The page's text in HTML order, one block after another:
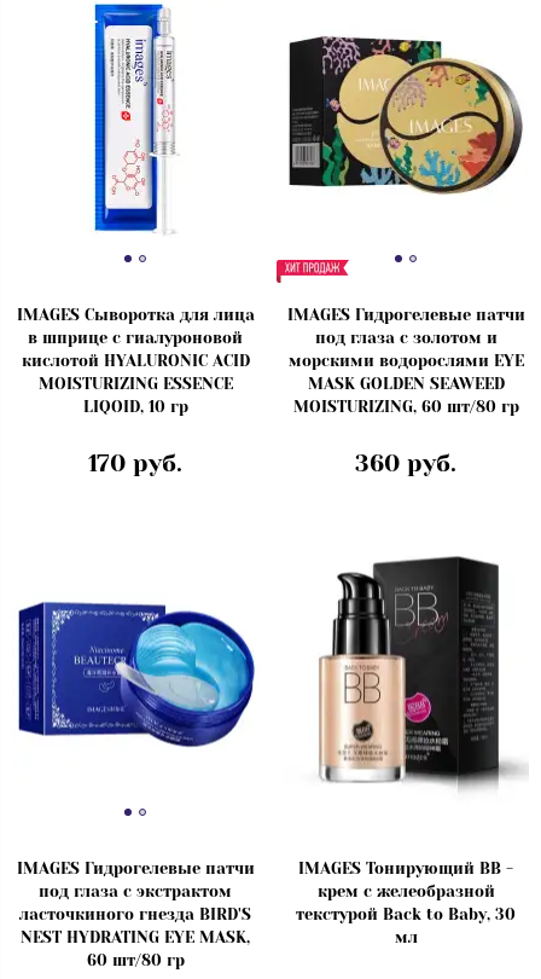
IMAGES Сыворотка для лица
в шприце с гиалуроновой
кислотой HYALURONIC ACID
MOISTURIZING ESSENCE
LIQOID, 10 гр
170 руб.
IMAGES Гидрогелевые патчи
под глаза с золотом и
морскими водорослями EYE
MASK GOLDEN SEAWEED
MOISTURIZING, 60 шт/80 гр
360 руб.
IMAGES Гидрогелевые патчи
под глаза с экстрактом
ласточкиного гнезда BIRD'S
NEST HYDRATING EYE MASK,
60 шт/80 гр
IMAGES Тонирующий ВВ -
крем с желеобразной
текстурой Back to Baby, 30
мл